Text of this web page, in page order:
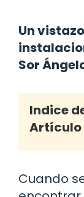
Un
Sor
Indice
Artículo
Cuando